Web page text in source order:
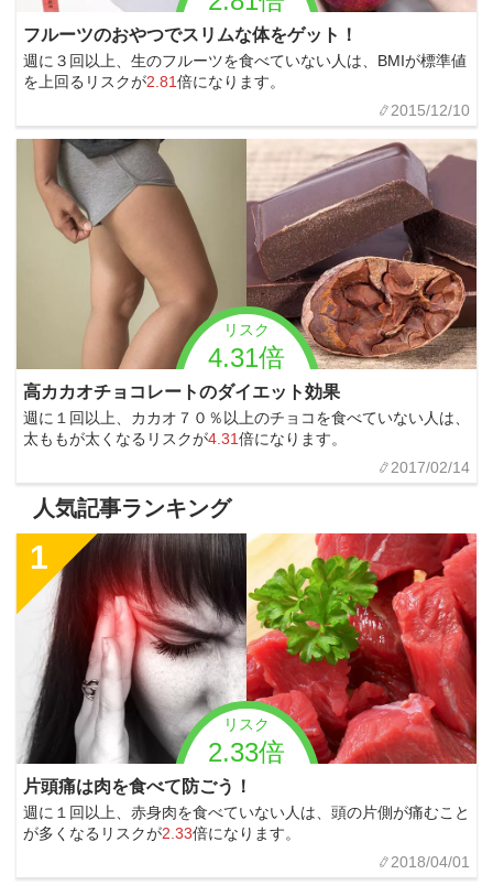
フルーツのおやつでスリムな体をゲット！
週に３回以上、生のフルーツを食べていない人は、BMIが標準値
を上回るリスクが2.81倍になります。
2015/12/10
リスク
4.31倍
高カカオチョコレートのダイエット効果
週に１回以上、カカオ７０％以上のチョコを食べていない人は、
太ももが太くなるリスクが4.31倍になります。
2017/02/14
人気記事ランキング
リスク
2.33倍
1
片頭痛は肉を食べて防ごう！
週に１回以上、赤身肉を食べていない人は、頭の片側が痛むこと
が多くなるリスクが2.33倍になります。
2018/04/01